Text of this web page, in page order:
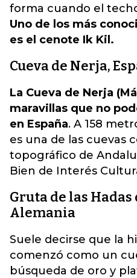
forma cuando el
Uno de los más
es el cenote Ik Kil.
Cueva de Nerja,
La Cueva de Nerja
maravillas que no
en España. A 158
es una de las cuevas
topográfico de
Bien de Interés
Gruta de las Hadas
Alemania
Suele decirse que la
comenzó como un
búsqueda de oro y